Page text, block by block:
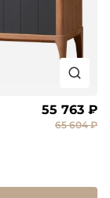
55 763 ₽
65 604 ₽